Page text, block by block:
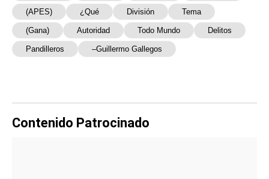
(APES) ¿Qué División Tema
(Gana) Autoridad Todo Mundo Delitos
Pandilleros –Guillermo Gallegos
Contenido Patrocinado